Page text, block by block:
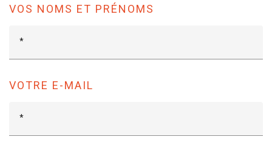
VOS NOMS ET PRÉNOMS
VOTRE E-MAIL